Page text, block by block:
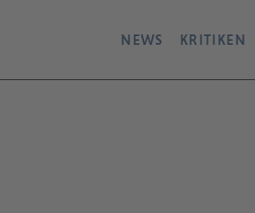
NEWS KRITIKEN